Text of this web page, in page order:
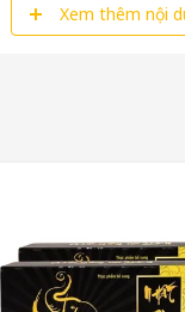
Xem thêm nội